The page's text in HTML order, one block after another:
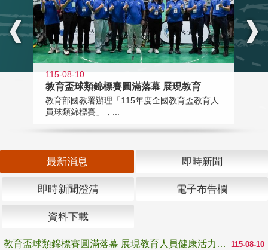
115-08-10
教育盃球類錦標賽圓滿落幕 展現教育
教育部國教署辦理「115年度全國教育盃教育人
員球類錦標賽」，...
最新消息 即時新聞
即時新聞澄清 電子布告欄
資料下載
115-08-10
教育盃球類錦標賽圓滿落幕 展現教育人員健康活力與團隊精神